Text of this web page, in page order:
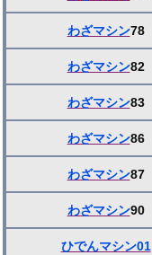
わざマシン78
わざマシン82
わざマシン83
わざマシン86
わざマシン87
わざマシン90
ひでんマシン01